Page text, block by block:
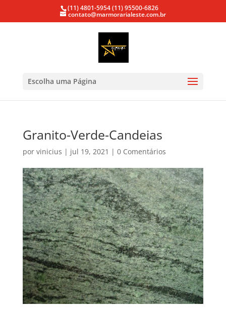
(11) 4801-5954(11) 95500-6826
contato@marmorarialeste.com.br
Escolha uma Página
Granito-Verde-Candeias
por vinicius | jul 19, 2021 | 0 Comentários